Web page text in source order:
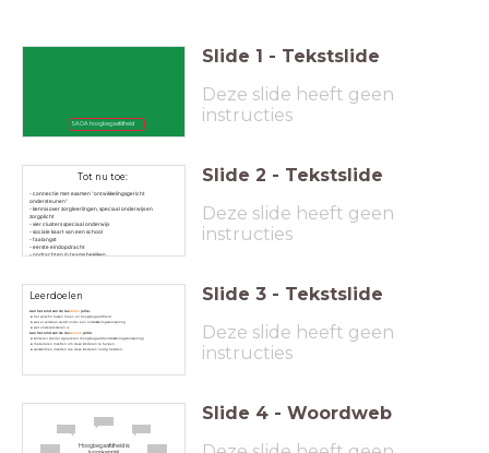
SAOA hoogbegaafdheid
Slide 1 - Tekstslide
Deze slide heeft geen
instructies
Tot nu toe:
- connectie met examen "ontwikkelingsgericht
ondersteunen"
- kennis over zorgleerlingen, speciaal onderwijs en
zorgplicht
- vier clusters speciaal onderwijs
- sociale kaart van een school
- faalangst
- eerste eindopdracht
- opdrachten in teams bekijken
Slide 2 - Tekstslide
Deze slide heeft geen
instructies
Leerdoelen
Aan het eind van de lesweten jullie:
het verschil tussen meer- en hoogbegaafdheid
wat er verstaan wordt onder een ontwikkelingsvoorsprong
wat onderpresteren is
Aan het eind van de leskunnen jullie:
kinderen sneller signaleren (hoogbegaafd/ontwikkelingsvoorsprong)
materialen inzetten om deze kinderen te helpen
werkvormen inzetten die deze kinderen nodig hebben.
Slide 3 - Tekstslide
Deze slide heeft geen
instructies
Hoogbegaafdheid is:
(voorkennis)
Slide 4 - Woordweb